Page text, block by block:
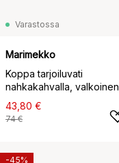
Varastossa
Marimekko
Koppa tarjoiluvati
nahkakahvalla, valkoinen
43,80 €
74 €
-45%